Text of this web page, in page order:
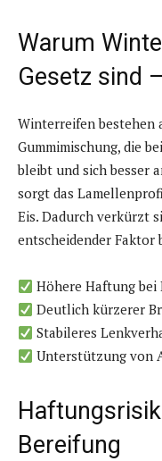
Warum
Gesetz sind
Winterreifen bestehen
Gummimischung, die
bleibt und sich besser
sorgt das
Eis. Dadurch verkürzt
entscheidender Faktor
Höhere Haftung bei
Deutlich kürzerer
Stabileres
Unterstützung von
Bereifung